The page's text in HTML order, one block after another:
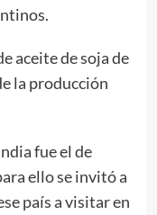
aceite de soja de
la producción
fue el de
ello se invitó a
país a visitar en